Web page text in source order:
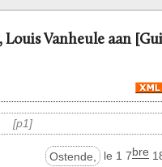
Louis Vanheule aan
p1
Ostende, le 1 7bre